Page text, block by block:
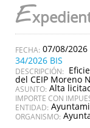
E
07/08/2026
34/2026 BIS
DESCRIPCIÓN:
del CEIP Moreno
ASUNTO: Alta
IMPORTE CON
ENTIDAD:
ORGANISMO: